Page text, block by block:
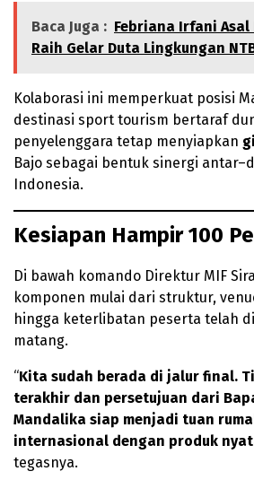
Baca Juga : Febriana Irfani Asal
Raih Gelar Duta Lingkungan
Kolaborasi ini memperkuat posisi
destinasi sport tourism bertaraf
penyelenggara tetap menyiapkan
Bajo sebagai bentuk sinergi
Indonesia.
Kesiapan Hampir 100
Di bawah komando Direktur MIF
komponen mulai dari struktur,
hingga keterlibatan peserta telah
matang.
“Kita sudah berada di jalur final.
terakhir dan persetujuan dari
Mandalika siap menjadi tuan
internasional dengan produk
tegasnya.